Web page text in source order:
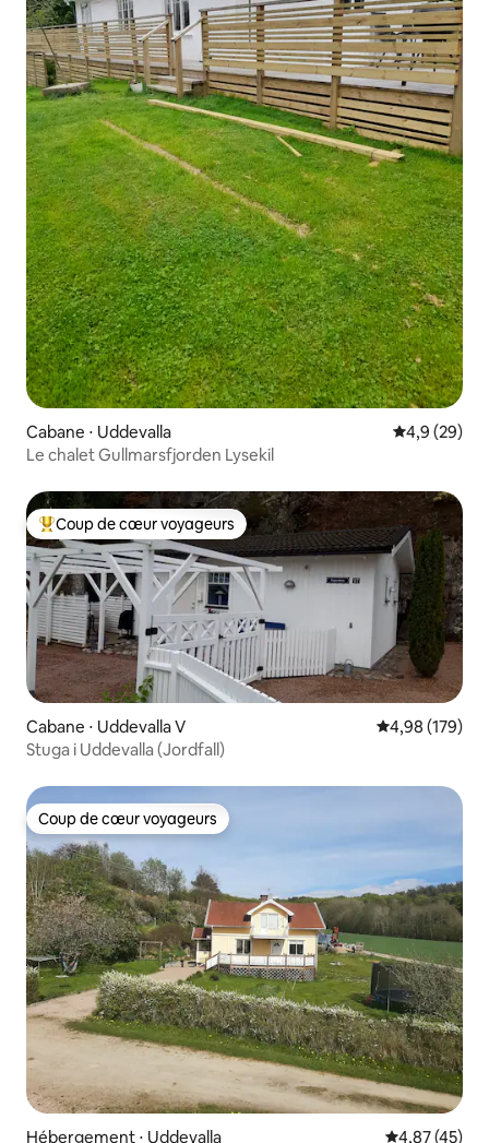
Cabane ⋅ Uddevalla Évaluation
4,9 (29)
Le chalet Gullmarsfjorden Lysekil
Coups de cœur voyageurs les plus appréciés
Coup de cœur voyageurs
Cabane ⋅ Uddevalla V Évaluation
4,98 (179)
Stuga i Uddevalla (Jordfall)
Coup de cœur voyageurs
Coup de cœur voyageurs
Hébergement ⋅ Uddevalla Évaluation
4,87 (45)